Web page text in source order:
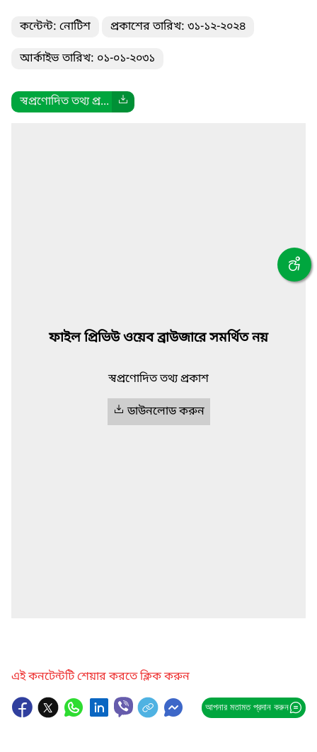
কন্টেন্ট: নোটিশ প্রকাশের তারিখ: ৩১-১২-২০২৪
আর্কাইভ তারিখ: ০১-০১-২০৩১
স্বপ্রণোদিত তথ্য প্র...
ফাইল প্রিভিউ ওয়েব ব্রাউজারে সমর্থিত নয়
স্বপ্রণোদিত তথ্য প্রকাশ
ডাউনলোড করুন
এই কনটেন্টটি শেয়ার করতে ক্লিক করুন
আপনার মতামত প্রদান করুন